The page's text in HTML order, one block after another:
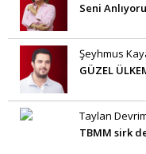
Seni
Şeyhmus
GÜZEL
Taylan
TBMM sirk